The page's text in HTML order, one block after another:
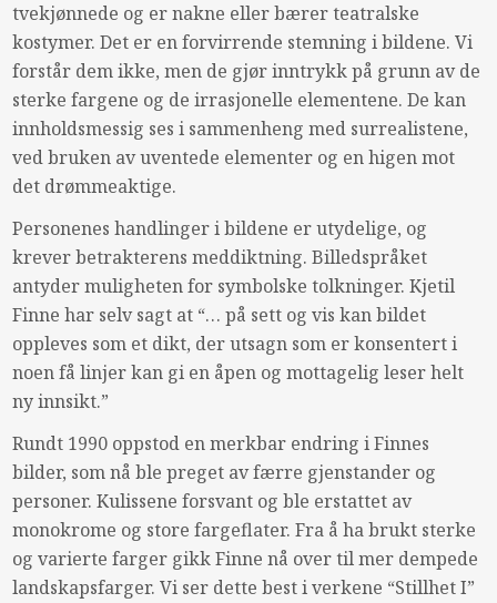
tvekjønnede og er nakne eller bærer teatralske
kostymer. Det er en forvirrende stemning i bildene. Vi
forstår dem ikke, men de gjør inntrykk på grunn av de
sterke fargene og de irrasjonelle elementene. De kan
innholdsmessig ses i sammenheng med surrealistene,
ved bruken av uventede elementer og en higen mot
det drømmeaktige.
Personenes handlinger i bildene er utydelige, og
krever betrakterens meddiktning. Billedspråket
antyder muligheten for symbolske tolkninger. Kjetil
Finne har selv sagt at “… på sett og vis kan bildet
oppleves som et dikt, der utsagn som er konsentert i
noen få linjer kan gi en åpen og mottagelig leser helt
ny innsikt.”
Rundt 1990 oppstod en merkbar endring i Finnes
bilder, som nå ble preget av færre gjenstander og
personer. Kulissene forsvant og ble erstattet av
monokrome og store fargeflater. Fra å ha brukt sterke
og varierte farger gikk Finne nå over til mer dempede
landskapsfarger. Vi ser dette best i verkene “Stillhet I”